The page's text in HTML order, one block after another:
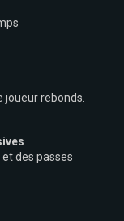
rebonds.
des passes